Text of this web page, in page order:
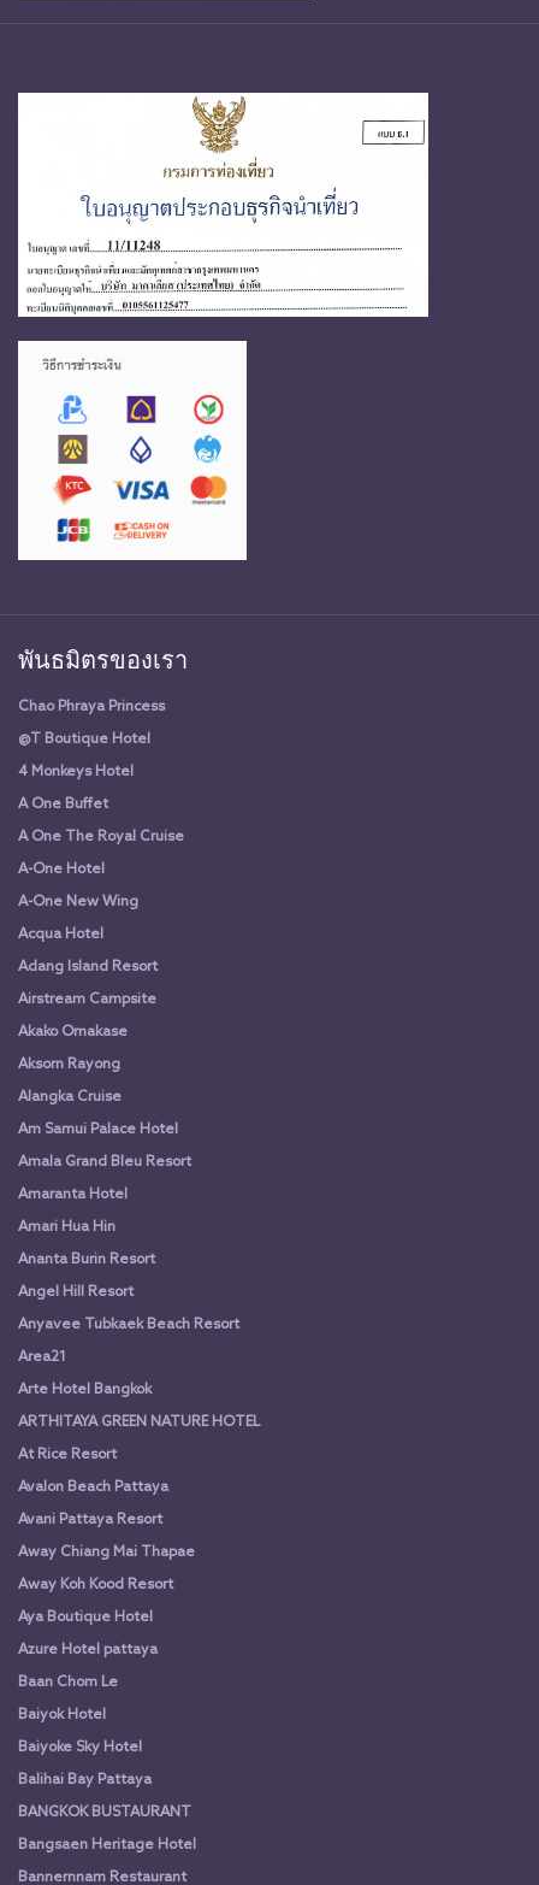
พันธมิตรของเรา
Chao Phraya Princess
@T Boutique Hotel
4 Monkeys Hotel
A One Buffet
A One The Royal Cruise
A-One Hotel
A-One New Wing
Acqua Hotel
Adang Island Resort
Airstream Campsite
Akako Omakase
Aksorn Rayong
Alangka Cruise
Am Samui Palace Hotel
Amala Grand Bleu Resort
Amaranta Hotel
Amari Hua Hin
Ananta Burin Resort
Angel Hill Resort
Anyavee Tubkaek Beach Resort
Area21
Arte Hotel Bangkok
ARTHITAYA GREEN NATURE HOTEL
At Rice Resort
Avalon Beach Pattaya
Avani Pattaya Resort
Away Chiang Mai Thapae
Away Koh Kood Resort
Aya Boutique Hotel
Azure Hotel pattaya
Baan Chom Le
Baiyok Hotel
Baiyoke Sky Hotel
Balihai Bay Pattaya
BANGKOK BUSTAURANT
Bangsaen Heritage Hotel
Bannernnam Restaurant